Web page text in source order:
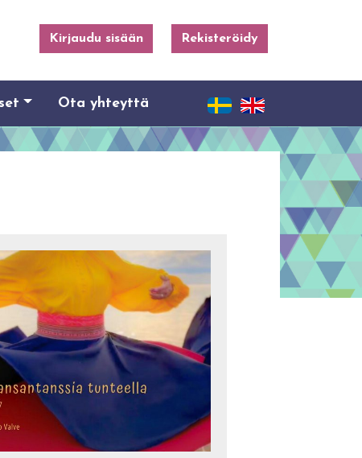
Kirjaudu sisään Rekisteröidy
Ota yhteyttä